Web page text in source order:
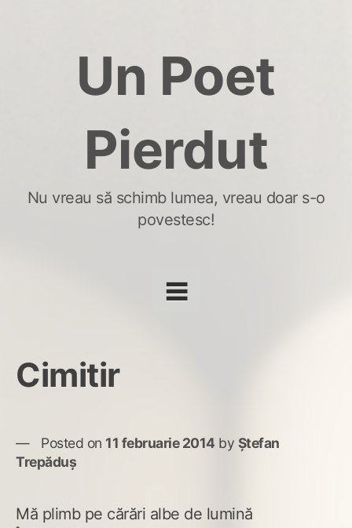
Un Poet
Pierdut
Nu vreau să schimb lumea, vreau doar s-o
povestesc!
Cimitir
Posted on 11 februarie 2014 by Ștefan
Trepăduș
Mă plimb pe cărări albe de lumină